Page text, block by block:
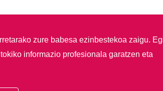
zure babesa ezinbestekoa zaigu.
informazio profesionala garatzen eta